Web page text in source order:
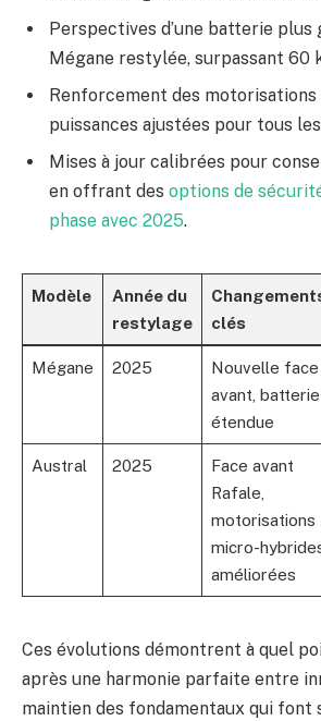
Perspectives d’une batterie plus
Mégane restylée, surpassant 60
Renforcement des motorisations
puissances ajustées pour tous
Mises à jour calibrées pour
en offrant des options de
phase avec 2025.
Modèle
Année du
restylage
clés
Mégane 2025
Nouvelle face
avant, batterie
étendue
Austral 2025
Face avant
Rafale,
motorisations
micro-
améliorées
Ces évolutions démontrent à quel
après une harmonie parfaite entre
maintien des fondamentaux qui font